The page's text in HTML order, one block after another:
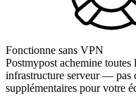
Fonctionne sans VPN
Postmypost achemine
infrastructure serveur — pas
supplémentaires pour votre